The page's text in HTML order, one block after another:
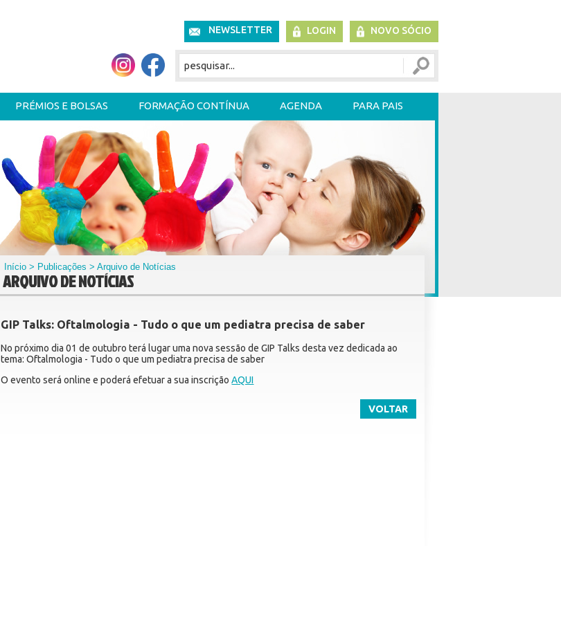
NEWSLETTER LOGIN NOVO SÓCIO
PRÉMIOS E BOLSAS FORMAÇÃO CONTÍNUA AGENDA PARA PAIS
Início > Publicações > Arquivo de Notícias
ARQUIVO DE NOTÍCIAS
GIP Talks: Oftalmologia - Tudo o que um pediatra precisa de saber
No próximo dia 01 de outubro terá lugar uma nova sessão de GIP Talks desta vez dedicada ao
tema: Oftalmologia - Tudo o que um pediatra precisa de saber
O evento será online e poderá efetuar a sua inscriçãoAQUI
VOLTAR